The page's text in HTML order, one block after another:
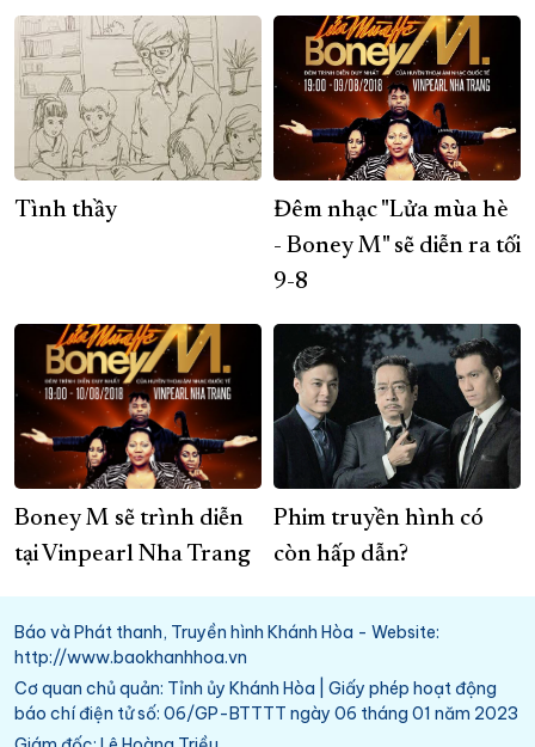
Tình thầy
Đêm nhạc "Lửa mùa hè
- Boney M" sẽ diễn ra tối
9-8
Boney M sẽ trình diễn
tại Vinpearl Nha Trang
Phim truyền hình có
còn hấp dẫn?
Báo và Phát thanh, Truyền hình Khánh Hòa - Website:
http://www.baokhanhhoa.vn
Cơ quan chủ quản: Tỉnh ủy Khánh Hòa | Giấy phép hoạt động
báo chí điện tử số: 06/GP-BTTTT ngày 06 tháng 01 năm 2023